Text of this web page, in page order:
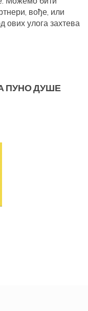
вође, или
ових улога захтева
ПУНО ДУШЕ